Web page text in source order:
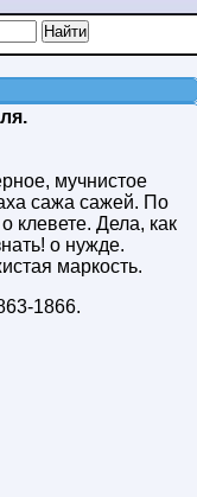
мучнистое
сажа сажей. По
клевете. Дела, как
о нужде.
маркость.
1866.